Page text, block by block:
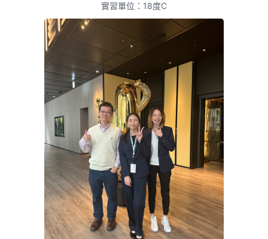
實習單位：18度C